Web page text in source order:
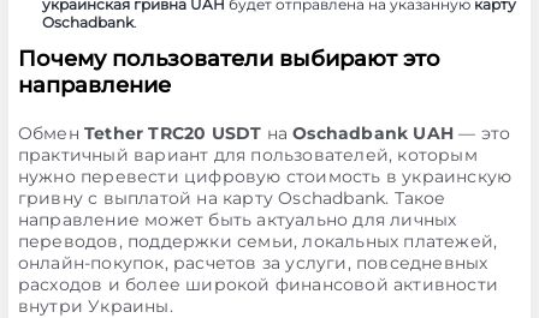
украинская гривна UAH будет отправлена на указанную карту
Oschadbank.
Почему пользователи выбирают это
направление
Обмен Tether TRC20 USDT наOschadbank UAH— это
практичный вариант для пользователей, которым
нужно перевести цифровую стоимость в украинскую
гривну с выплатой на карту Oschadbank. Такое
направление может быть актуально для личных
переводов, поддержки семьи, локальных платежей,
онлайн-покупок, расчетов за услуги, повседневных
расходов и более широкой финансовой активности
внутри Украины.